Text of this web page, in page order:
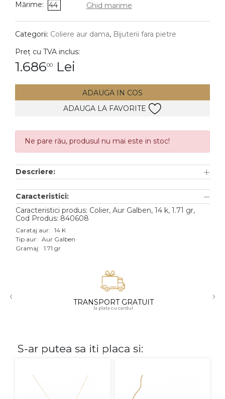
DIAMANTE Vezi toate
Cercei
Accesorii
TIP METAL
Aur galben
Aur alb
Aur roz
Aur mixt
18K
Cu pietre
Diamante
Mărime: 44 Ghid marime
Categorii: Coliere aur dama, Bijuterii fara pietre
Preț cu TVA inclus:
1.68600 Lei
ADAUGA IN COS
ADAUGA LA FAVORITE
Ne pare rău, produsul nu mai este in stoc!
Descriere:
Caracteristici:
Caracteristici produs: Colier, Aur Galben, 14 k, 1.71 gr,
Cod Produs: 840608
Carataj aur: 14 K
Tip aur: Aur Galben
Gramaj: 1.71 gr
‹ TRANSPORT GRATUIT
la plata cu cardul
›
S-ar putea sa iti placa si: